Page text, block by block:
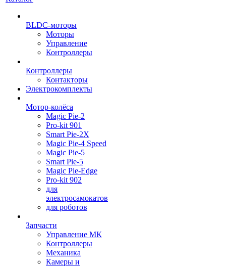
BLDC-моторы
Моторы
Управление
Контроллеры
Контроллеры
Контакторы
Электрокомплекты
Мотор-колёса
Magic Pie-2
Pro-kit 901
Smart Pie-2X
Magic Pie-4 Speed
Magic Pie-5
Smart Pie-5
Magic Pie-Edge
Pro-kit 902
для
электросамокатов
для роботов
Запчасти
Управление МК
Контроллеры
Механика
Камеры и